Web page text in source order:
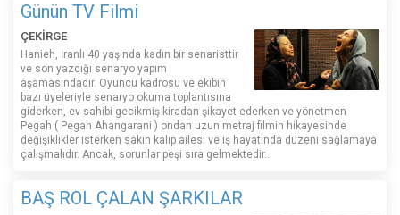
Günün TV Filmi
ÇEKİRGE
Hanieh, İranlı 40 yaşında kadın bir senaristtir
ve son yazdığı senaryo yapım
aşamasındadır. Oyuncu kadrosu ve ekibin
bazı üyeleriyle senaryo okuma toplantısına
giderken, ev sahibi gecikmiş kiradan şikayet ederken ve yönetmen
Pegah ( Pegah Ahangarani ) ondan uzun metraj filmin hikayesinde
değişiklikler isterken sakin kalıp ailesi ve iş hayatında düzeni sağlamaya
çalışmalıdır. Ancak, sorunlar peşi sıra gelmektedir...
BAŞ ROL ÇALAN ŞARKILAR